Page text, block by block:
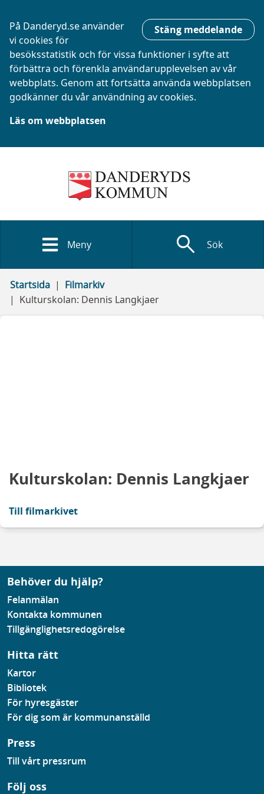
Stäng meddelande
På Danderyd.se använder
vi cookies för
besöksstatistik och för vissa funktioner i syfte att
förbättra och förenkla användarupplevelsen av vår
webbplats. Genom att fortsätta använda webbplatsen
godkänner du vår användning av cookies.
Läs om webbplatsen
Meny search Sök
Startsida
Filmarkiv
Kulturskolan: Dennis Langkjaer
Kulturskolan: Dennis Langkjaer
Till filmarkivet
Behöver du hjälp?
Felanmälan
Kontakta kommunen
Tillgänglighetsredogörelse
Hitta rätt
Kartor
Bibliotek
För hyresgäster
För dig som är kommunanställd
Press
Till vårt pressrum
Följ oss